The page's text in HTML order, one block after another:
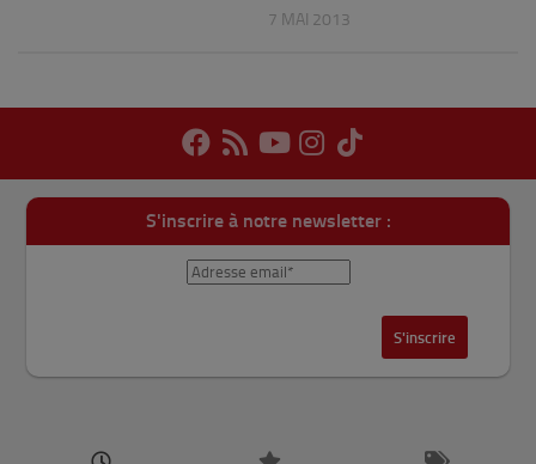
7 MAI 2013
S'inscrire à notre newsletter :